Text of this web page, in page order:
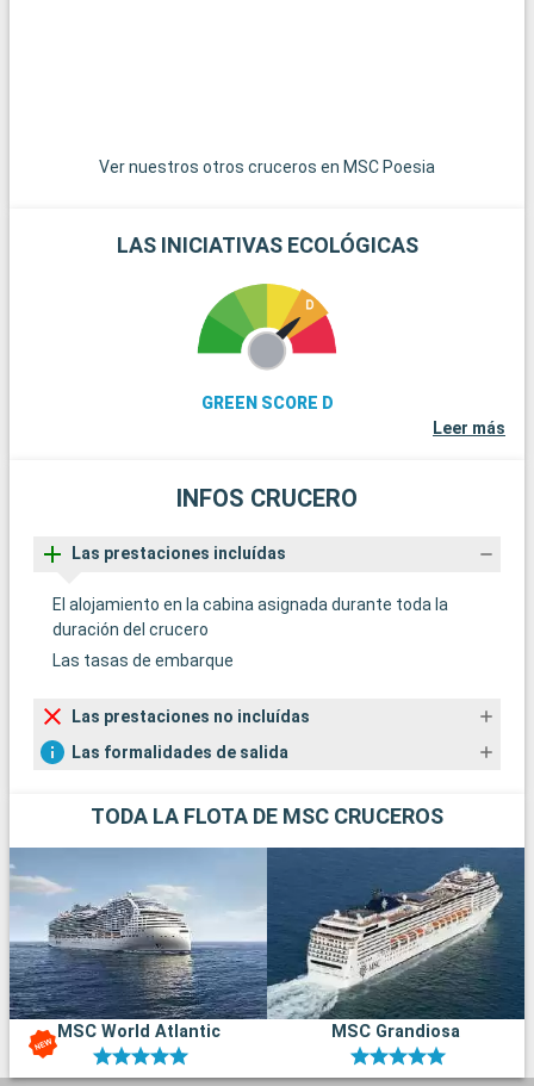
Ver nuestros otros cruceros en MSC Poesia
LAS INICIATIVAS ECOLÓGICAS
GREEN SCORE D
Leer más
INFOS CRUCERO
Las prestaciones incluídas
El alojamiento en la cabina asignada durante toda la
duración del crucero
Las tasas de embarque
Las prestaciones no incluídas
Las formalidades de salida
TODA LA FLOTA DE MSC CRUCEROS
MSC World Atlantic MSC Grandiosa